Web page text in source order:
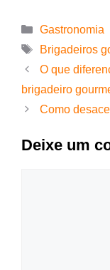
Gastronomia
Brigadeiros
O que
brigadeiro
Como
Deixe um